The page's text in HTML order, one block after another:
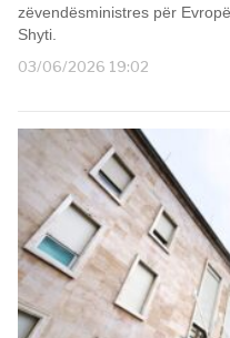
zëvendësministres për
Shyti.
03/06/2026 19:02